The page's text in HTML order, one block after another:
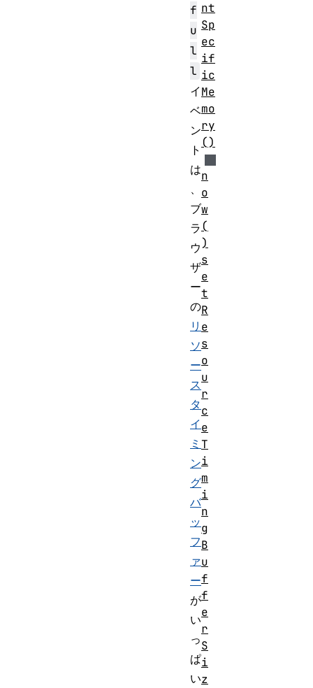
f
u
l
l
イ
ベ
ン
ト
は
、
ブ
ラ
ウ
ザ
ー
の
リ
ソ
ー
ス
タ
イ
ミ
ン
グ
バ
ッ
フ
ァ
ー
が
い
っ
ぱ
い
nt
Sp
ec
if
ic
Me
mo
ry
()
n
o
w
(
)
s
e
t
R
e
s
o
u
r
c
e
T
i
m
i
n
g
B
u
f
f
e
r
S
i
z